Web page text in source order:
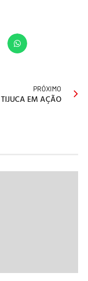
PRÓXIMO
TIJUCA EM AÇÃO